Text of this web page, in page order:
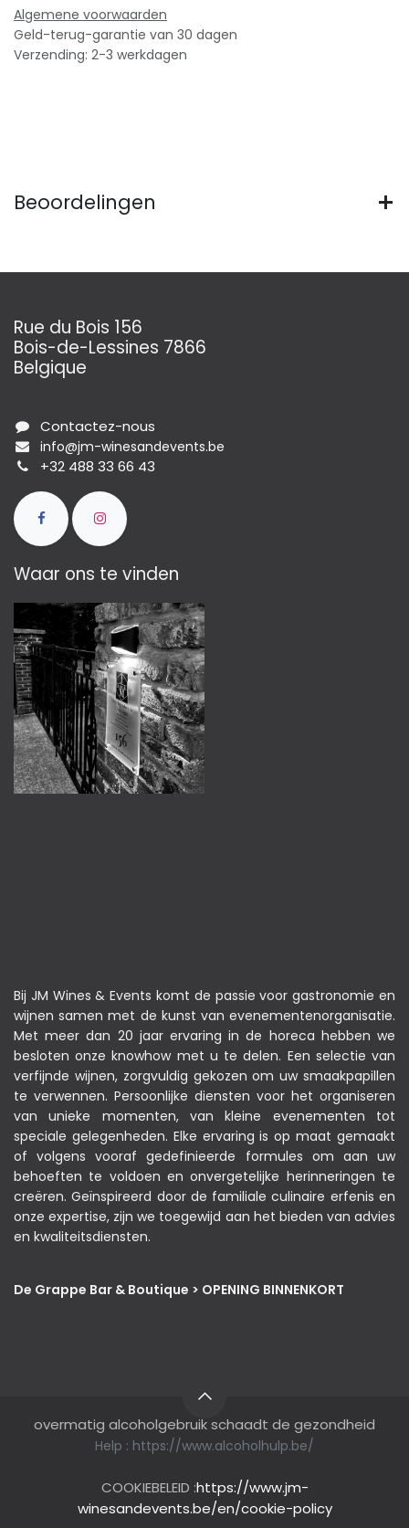
Algemene voorwaarden
Geld-terug-garantie van 30 dagen
Verzending: 2-3 werkdagen
Beoordelingen
Rue du Bois 156
Bois-de-Lessines 7866
Belgique
Contactez-nous
info@jm-winesandevents.be
+32 488 33 66 43
Waar ons te vinden
Bij JM Wines & Events komt de passie voor gastronomie en
wijnen samen met de kunst van evenementenorganisatie.
Met meer dan 20 jaar ervaring in de horeca hebben we
besloten onze knowhow met u te delen. Een selectie van
verfijnde wijnen, zorgvuldig gekozen om uw smaakpapillen
te verwennen. Persoonlijke diensten voor het organiseren
van unieke momenten, van kleine evenementen tot
speciale gelegenheden. Elke ervaring is op maat gemaakt
of volgens vooraf gedefinieerde formules om aan uw
behoeften te voldoen en onvergetelijke herinneringen te
creëren. Geïnspireerd door de familiale culinaire erfenis en
onze expertise, zijn we toegewijd aan het bieden van advies
en kwaliteitsdiensten.
De Grappe Bar & Boutique > OPENING BINNENKORT
overmatig alcoholgebruik schaadt de gezondheid
Help : https://www.alcoholhulp.be/
COOKIEBELEID :https://www.jm-
winesandevents.be/en/cookie-policy